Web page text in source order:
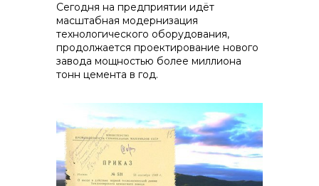
Сегодня на предприятии идёт
масштабная модернизация
технологического оборудования,
продолжается проектирование нового
завода мощностью более миллиона
тонн цемента в год.